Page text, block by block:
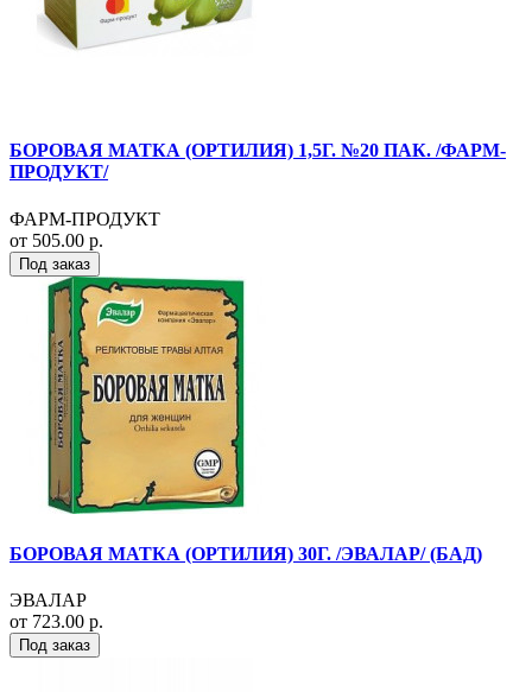
БОРОВАЯ МАТКА (ОРТИЛИЯ) 1,5Г. №20 ПАК. /ФАРМ-
ПРОДУКТ/
ФАРМ-ПРОДУКТ
от 505.00 р.
Под заказ
БОРОВАЯ МАТКА (ОРТИЛИЯ) 30Г. /ЭВАЛАР/ (БАД)
ЭВАЛАР
от 723.00 р.
Под заказ